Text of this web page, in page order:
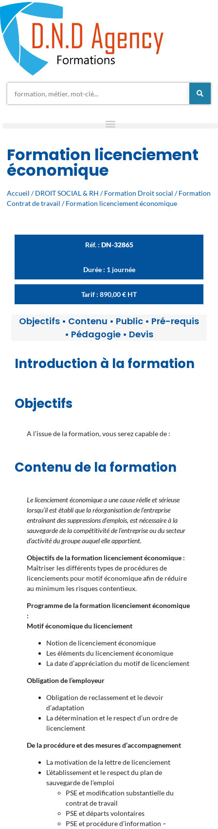
Formation licenciement
économique
Accueil /DROIT SOCIAL & RH /Formation Droit social /Formation
Contrat de travail / Formation licenciement économique
Réf. : DN-32865
Durée : 1 journée
Tarif : 890,00€ HT
Objectifs • Contenu • Public • Pré-requis
• Pédagogie • Devis
Introduction à la formation
Objectifs
A l’issue de la formation, vous serez capable de :
Contenu de la formation
Le licenciement économique a une cause réelle et sérieuse
lorsqu’il est établi que la réorganisation de l’entreprise
entraînant des suppressions d’emplois, est nécessaire à la
sauvegarde de la compétitivité de l’entreprise ou du secteur
d’activité du groupe auquel elle appartient.
Objectifs de la formation licenciement économique :
Maîtriser les différents types de procédures de
licenciements pour motif économique afin de réduire
au minimum les risques contentieux.
Programme de la formation licenciement économique
:
Motif économique du licenciement
Notion de licenciement économique
Les éléments du licenciement économique
La date d’appréciation du motif de licenciement
Obligation de l’employeur
Obligation de reclassement et le devoir
d’adaptation
La détermination et le respect d’un ordre de
licenciement
De la procédure et des mesures d’accompagnement
La motivation de la lettre de licenciement
L’établissement et le respect du plan de
sauvegarde de l’emploi
PSE et modification substantielle du
contrat de travail
PSE et départs volontaires
PSE et procédure d’information –